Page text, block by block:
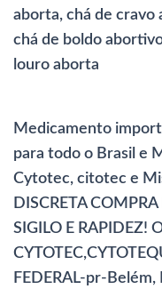
aborta, chá de cravo
chá de boldo
louro aborta
Medicamento
para todo o Brasil e
Cytotec, citotec e
DISCRETA
SIGILO E RAPIDEZ!
FEDERAL-pr-